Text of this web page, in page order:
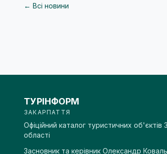
← Всі новини
ТУРІНФОРМ
ЗАКАРПАТТЯ
Офіційний каталог туристичних об'єктів
області
Засновник та керівник Олександр Коваль